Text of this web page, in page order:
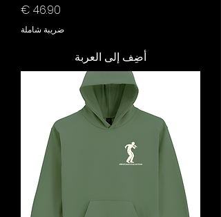
السعر
ضريبة شاملة
أضِف إلى العربة